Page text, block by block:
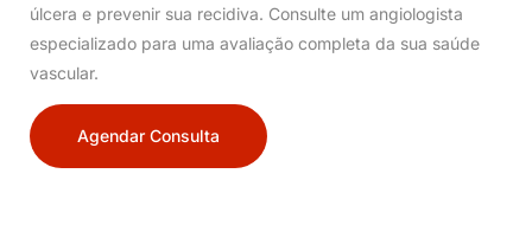
úlcera e prevenir sua recidiva. Consulte um angiologista
especializado para uma avaliação completa da sua saúde
vascular.
Agendar Consulta